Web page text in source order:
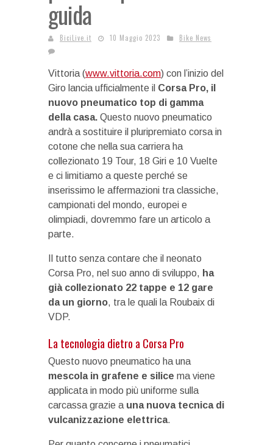
guida
BiciLive.it 10 Maggio 2023 Bike News
Vittoria (www.vittoria.com) con l’inizio del
Giro lancia ufficialmente il Corsa Pro, il
nuovo pneumatico top di gamma
della casa. Questo nuovo pneumatico
andrà a sostituire il pluripremiato corsa in
cotone che nella sua carriera ha
collezionato 19 Tour, 18 Giri e 10 Vuelte
e ci limitiamo a queste perché se
inserissimo le affermazioni tra classiche,
campionati del mondo, europei e
olimpiadi, dovremmo fare un articolo a
parte.
Il tutto senza contare che il neonato
Corsa Pro, nel suo anno di sviluppo, ha
già collezionato 22 tappe e 12 gare
da un giorno, tra le quali la Roubaix di
VDP.
La tecnologia dietro a Corsa Pro
Questo nuovo pneumatico ha una
mescola in grafene e silice ma viene
applicata in modo più uniforme sulla
carcassa grazie a una nuova tecnica di
vulcanizzazione elettrica.